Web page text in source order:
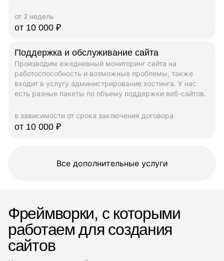
от 2 недель
от 10 000 ₽
Поддержка и обслуживание сайта
Производим ежедневный мониторинг сайта на
работоспособность и возможные проблемы, также
входит в услугу администрирование хостинга. У нас
есть разные пакеты по объему поддержки веб-сайтов.
в зависимости от срока заключения договора
от 10 000 ₽
Все дополнительные услуги
Фреймворки, с которыми
работаем для создания
сайтов